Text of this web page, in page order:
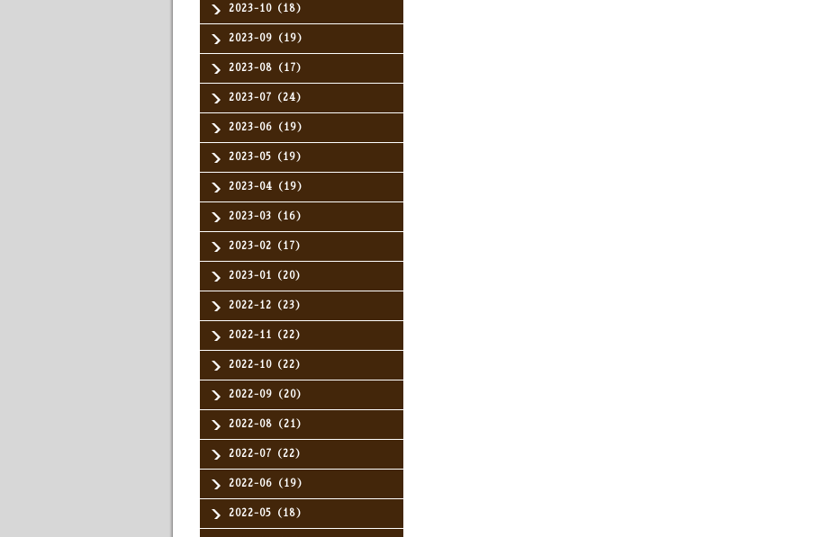
2023-10（18）
2023-09（19）
2023-08（17）
2023-07（24）
2023-06（19）
2023-05（19）
2023-04（19）
2023-03（16）
2023-02（17）
2023-01（20）
2022-12（23）
2022-11（22）
2022-10（22）
2022-09（20）
2022-08（21）
2022-07（22）
2022-06（19）
2022-05（18）